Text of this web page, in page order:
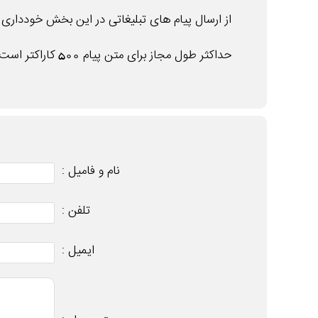
از ارسال پیام های تبلیغاتی در این بخش خودداری
حداکثر طول مجاز برای متن پیام 500 کاراکتر است .
نام و فامیل :
تلفن :
ایمیل :